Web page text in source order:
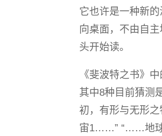
它也许是一种新
向桌面，不由自
头开始读。
《斐波特之书》
其中8种目前猜测
初，有形与无形
宙1……” “……地球